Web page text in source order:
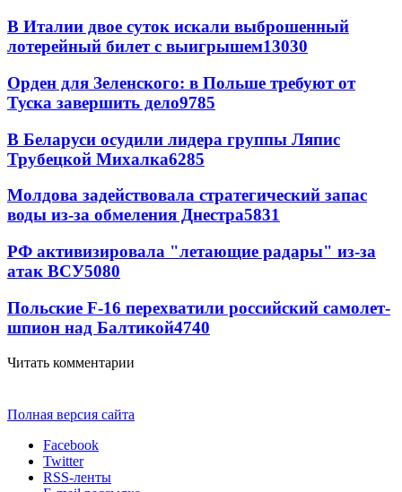
В Италии двое суток искали выброшенный
лотерейный билет с выигрышем13030
Орден для Зеленского: в Польше требуют от
Туска завершить дело9785
В Беларуси осудили лидера группы Ляпис
Трубецкой Михалка6285
Молдова задействовала стратегический запас
воды из-за обмеления Днестра5831
РФ активизировала "летающие радары" из-за
атак ВСУ5080
Польские F-16 перехватили российский самолет-
шпион над Балтикой4740
Читать комментарии
Полная версия сайта
Facebook
Twitter
RSS-ленты